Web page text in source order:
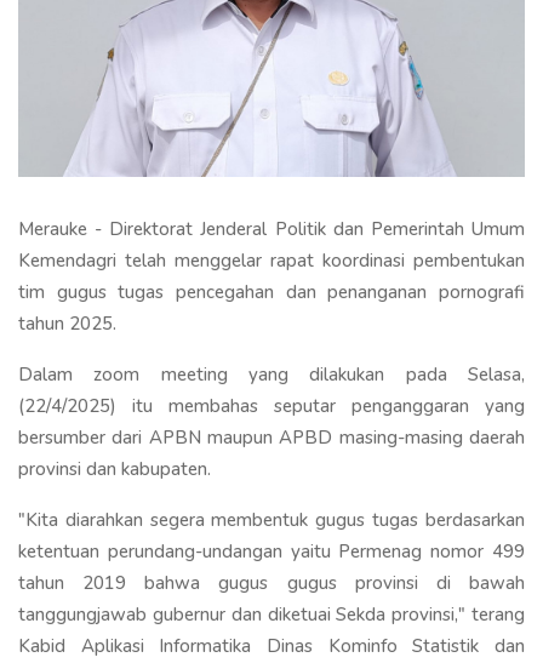
Merauke - Direktorat Jenderal Politik dan Pemerintah Umum
Kemendagri telah menggelar rapat koordinasi pembentukan
tim gugus tugas pencegahan dan penanganan pornografi
tahun 2025.
Dalam zoom meeting yang dilakukan pada Selasa,
(22/4/2025) itu membahas seputar penganggaran yang
bersumber dari APBN maupun APBD masing-masing daerah
provinsi dan kabupaten.
"Kita diarahkan segera membentuk gugus tugas berdasarkan
ketentuan perundang-undangan yaitu Permenag nomor 499
tahun 2019 bahwa gugus gugus provinsi di bawah
tanggungjawab gubernur dan diketuai Sekda provinsi," terang
Kabid Aplikasi Informatika Dinas Kominfo Statistik dan